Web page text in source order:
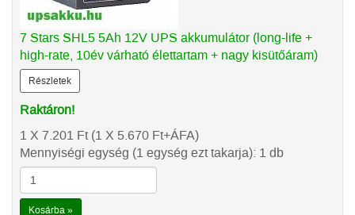
7 Stars SHL5 5Ah 12V UPS akkumulátor (long-life +
high-rate, 10év várható élettartam + nagy kisütőáram)
Részletek
Raktáron!
1 X 7.201 Ft(1 X 5.670 Ft+ÁFA)
Mennyiségi egység (1 egység ezt takarja): 1 db
Kosárba »